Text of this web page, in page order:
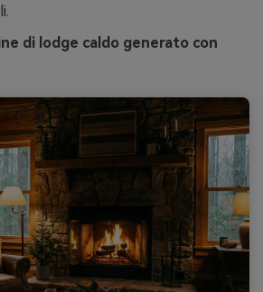
di lodge caldo generato con